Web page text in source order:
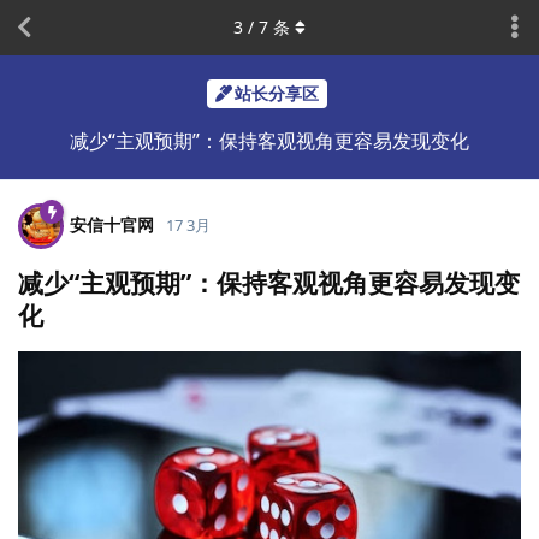
站长分享区
减少“主观预期”：保持客观视角更容易发现变化
3 / 7 条
安信十官网 17 3月
减少“主观预期”：保持客观视角更容易发现变
化